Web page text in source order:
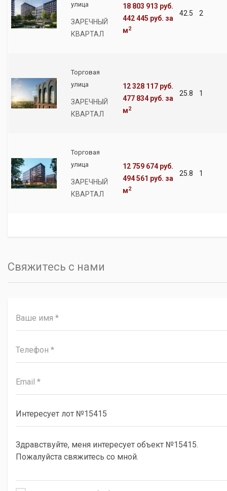
улица
ЗАРЕЧНЫЙ
КВАРТАЛ
18 803 913 руб.
442 445 руб. за
м2
42.5 2
Торговая
улица
ЗАРЕЧНЫЙ
КВАРТАЛ
12 328 117 руб.
477 834 руб. за
м2
25.8 1
Торговая
улица
ЗАРЕЧНЫЙ
КВАРТАЛ
12 759 674 руб.
494 561 руб. за
м2
25.8 1
Свяжитесь с нами